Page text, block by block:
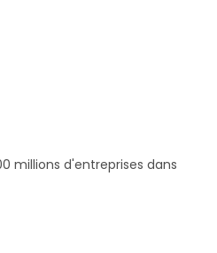
millions d'entreprises dans